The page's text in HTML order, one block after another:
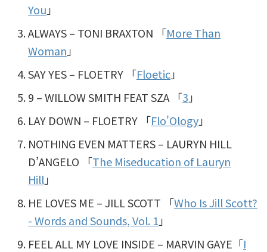
You 」
ALWAYS – TONI BRAXTON 「More Than
Woman 」
SAY YES – FLOETRY 「Floetic」
9 – WILLOW SMITH FEAT SZA 「3 」
LAY DOWN – FLOETRY 「Flo'Ology」
NOTHING EVEN MATTERS – LAURYN HILL
D’ANGELO 「The Miseducation of Lauryn
Hill」
HE LOVES ME – JILL SCOTT 「Who Is Jill Scott?
- Words and Sounds, Vol. 1 」
FEEL ALL MY LOVE INSIDE – MARVIN GAYE「I